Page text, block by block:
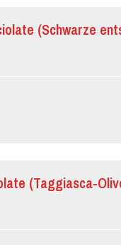
(Schwarze
(Taggiasca-